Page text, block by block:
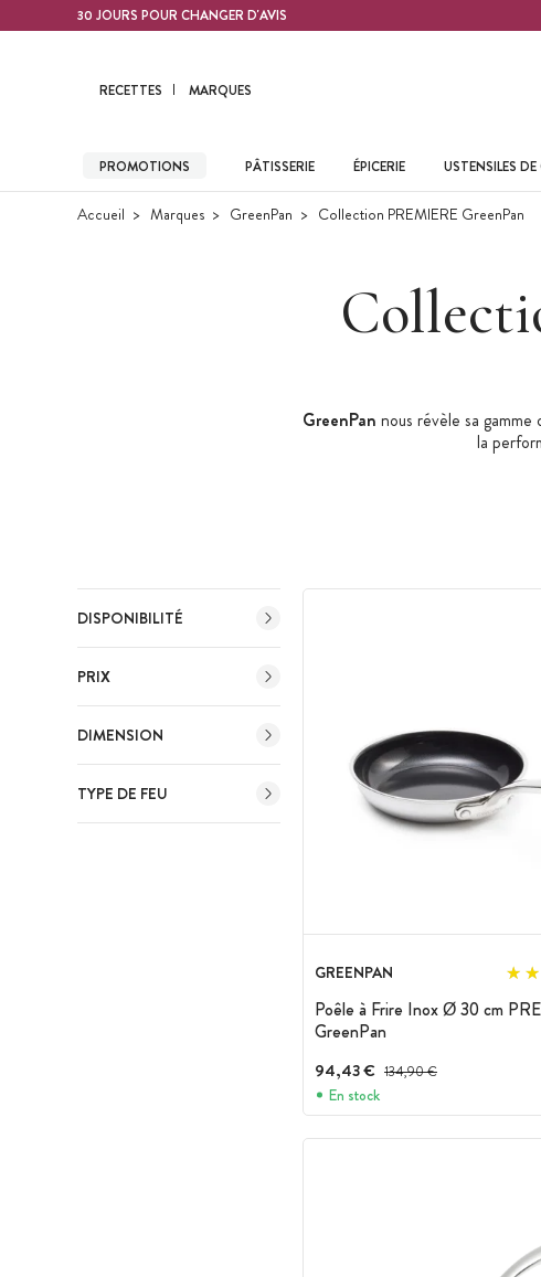
Contenu principal30 JOURS POUR CHANGER D'AVIS
RECETTES MARQUES
PROMOTIONS PÂTISSERIE ÉPICERIE USTENSILES
Accueil Marques GreenPan Collection PREMIERE GreenPan
GreenPan nous révèle sa gamme
la
DISPONIBILITÉ
PRIX
DIMENSION
TYPE DE FEU
GREENPAN
Poêle à Frire Inox Ø 30 cm
GreenPan
94,43 € Prix avant réduction :
134,90 €
En stock